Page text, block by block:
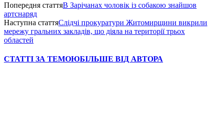
Попередня статтяВ Зарічанах чоловік із собакою знайшов
артснаряд
Наступна статтяСлідчі прокуратури Житомирщини викрили
мережу гральних закладів, що діяла на території трьох
областей
СТАТТІ ЗА ТЕМОЮБІЛЬШЕ ВІД АВТОРА